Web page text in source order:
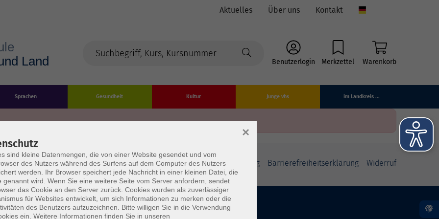
Aktuelles Über uns Kontakt
Benutzerlogin Merkzettel Warenkorb
Sprachen Gesundheit Kultur Junge vhs im Landkreis ...
Impressum Datenschutzerklärung AGB/Widerrufsbelehrung Barrierefreiheitserklärung Widerruf
sind kleine Datenmengen, die von einer Website gesendet und vom
des Nutzers während des Surfens auf dem Computer des Nutzers
werden. Ihr Browser speichert jede Nachricht in einer kleinen Datei, die
genannt wird. Wenn Sie eine weitere Seite vom Server anfordern, sendet
das Cookie an den Server zurück. Cookies wurden als zuverlässiger
für Websites entwickelt, um sich Informationen zu merken oder die
des Benutzers aufzuzeichnen. Bitte willigen Sie in die Verwendung
ein. Weitere Informationen finden Sie in unseren
×